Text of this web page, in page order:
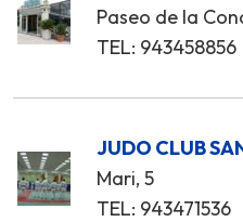
Paseo de la
TEL: 943458856
JUDO CLUB
Mari, 5
TEL: 943471536